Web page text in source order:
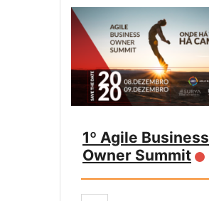
1º Agile Business
Owner Summit